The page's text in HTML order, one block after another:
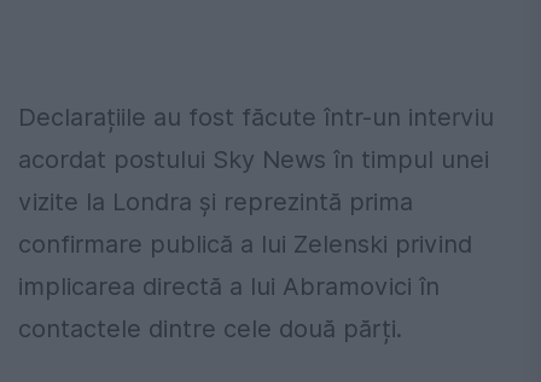
Declarațiile au fost făcute într-un interviu
acordat postului Sky News în timpul unei
vizite la Londra și reprezintă prima
confirmare publică a lui Zelenski privind
implicarea directă a lui Abramovici în
contactele dintre cele două părți.